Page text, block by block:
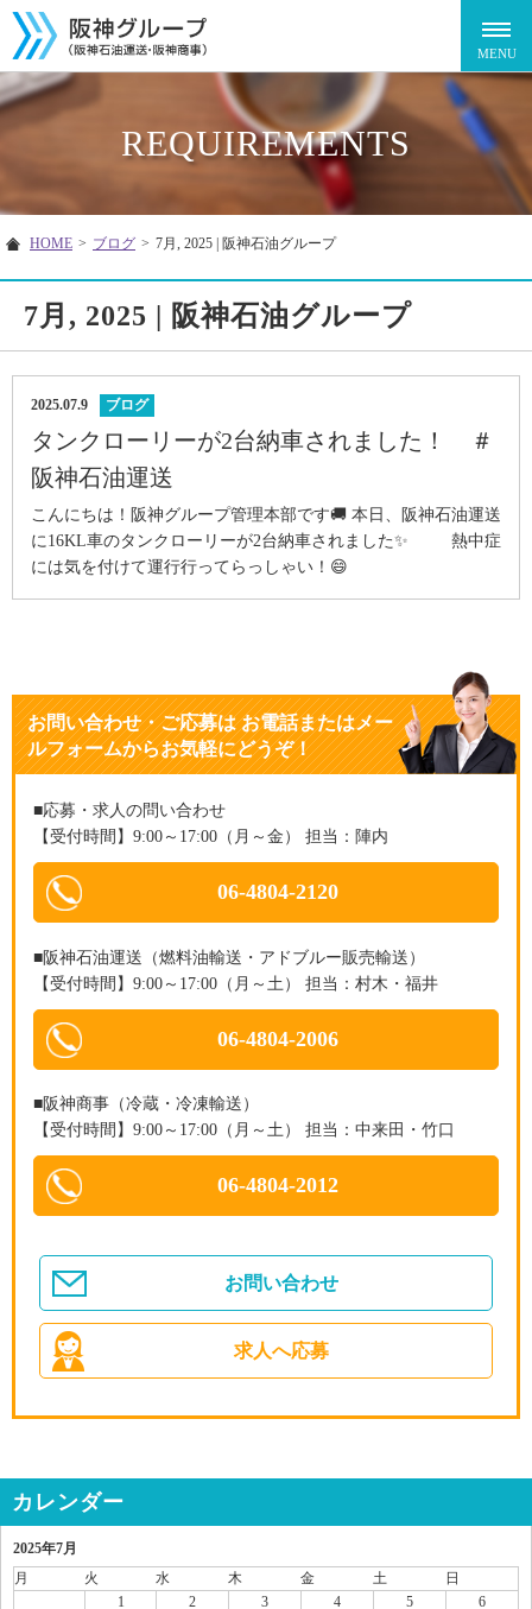
REQUIREMENTS
HOME > ブログ > 7月, 2025 | 阪神石油グループ
7月, 2025 | 阪神石油グループ
2025.07.9 ブログ
タンクローリーが2台納車されました！ ＃
阪神石油運送
こんにちは！阪神グループ管理本部です🚚 本日、阪神石油運送
に16KL車のタンクローリーが2台納車されました✨ 熱中症
には気を付けて運行行ってらっしゃい！😄
お問い合わせ・ご応募はお電話またはメー
ルフォームからお気軽にどうぞ！
■応募・求人の問い合わせ
【受付時間】9:00～17:00（月～金） 担当：陣内
06-4804-2120
■阪神石油運送（燃料油輸送・アドブルー販売輸送）
【受付時間】9:00～17:00（月～土） 担当：村木・福井
06-4804-2006
■阪神商事（冷蔵・冷凍輸送）
【受付時間】9:00～17:00（月～土） 担当：中来田・竹口
06-4804-2012
お問い合わせ
求人へ応募
カレンダー
2025年7月
月
火 水 木 金 土 日
1 2 3 4 5
6